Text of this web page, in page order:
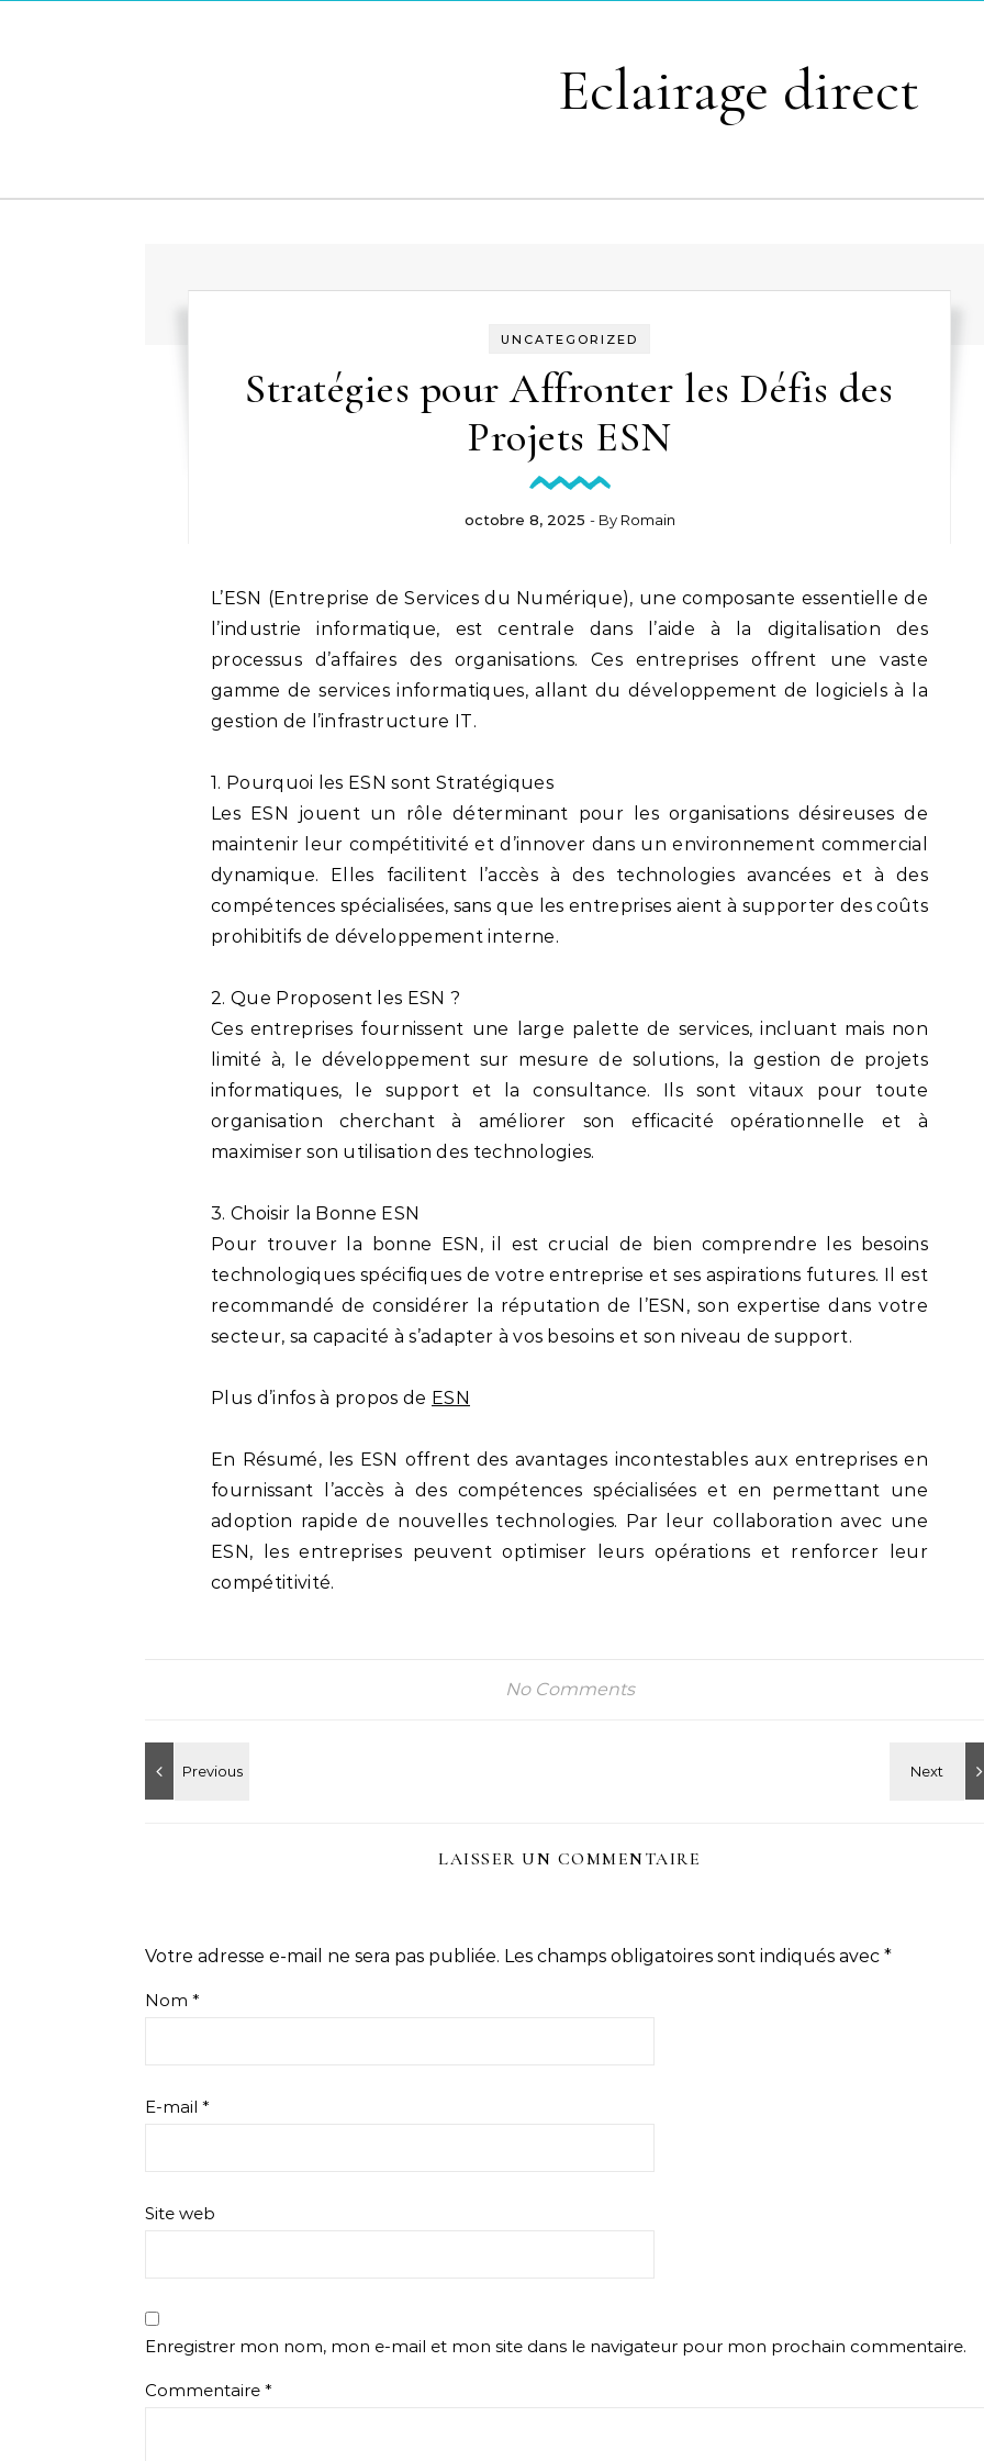
Eclairage direct
UNCATEGORIZED
Stratégies pour Affronter les Défis des
Projets ESN
octobre 8, 2025 - By Romain
L’ESN (Entreprise de Services du Numérique), une composante essentielle de
l’industrie informatique, est centrale dans l’aide à la digitalisation des
processus d’affaires des organisations. Ces entreprises offrent une vaste
gamme de services informatiques, allant du développement de logiciels à la
gestion de l’infrastructure IT.
1. Pourquoi les ESN sont Stratégiques
Les ESN jouent un rôle déterminant pour les organisations désireuses de
maintenir leur compétitivité et d’innover dans un environnement commercial
dynamique. Elles facilitent l’accès à des technologies avancées et à des
compétences spécialisées, sans que les entreprises aient à supporter des coûts
prohibitifs de développement interne.
2. Que Proposent les ESN ?
Ces entreprises fournissent une large palette de services, incluant mais non
limité à, le développement sur mesure de solutions, la gestion de projets
informatiques, le support et la consultance. Ils sont vitaux pour toute
organisation cherchant à améliorer son efficacité opérationnelle et à
maximiser son utilisation des technologies.
3. Choisir la Bonne ESN
Pour trouver la bonne ESN, il est crucial de bien comprendre les besoins
technologiques spécifiques de votre entreprise et ses aspirations futures. Il est
recommandé de considérer la réputation de l’ESN, son expertise dans votre
secteur, sa capacité à s’adapter à vos besoins et son niveau de support.
Plus d’infos à propos de ESN
En Résumé, les ESN offrent des avantages incontestables aux entreprises en
fournissant l’accès à des compétences spécialisées et en permettant une
adoption rapide de nouvelles technologies. Par leur collaboration avec une
ESN, les entreprises peuvent optimiser leurs opérations et renforcer leur
compétitivité.
No Comments
LAISSER UN COMMENTAIRE
Votre adresse e-mail ne sera pas publiée. Les champs obligatoires sont indiqués avec *
Nom *
E-mail *
Site web
Enregistrer mon nom, mon e-mail et mon site dans le navigateur pour mon prochain commentaire.
Commentaire *